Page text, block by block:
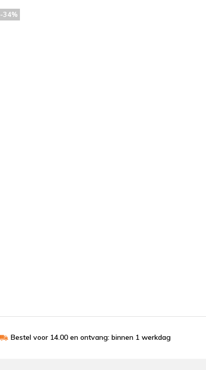
-34%
Bestel voor 14.00 en ontvang: binnen 1 werkdag